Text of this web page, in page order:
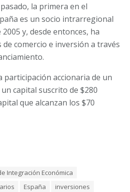
la primera en el
es un socio intrarregional
y, desde entonces, ha
comercio e inversión a través
participación accionaria de un
capital suscrito de $280
que alcanzan los $70
Integración Económica
España
inversiones